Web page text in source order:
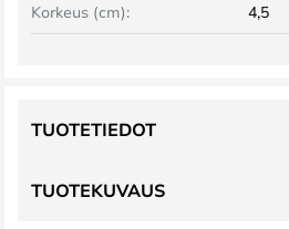
Korkeus (cm): 4,5
TUOTEKUVAUS
TUOTETIEDOT